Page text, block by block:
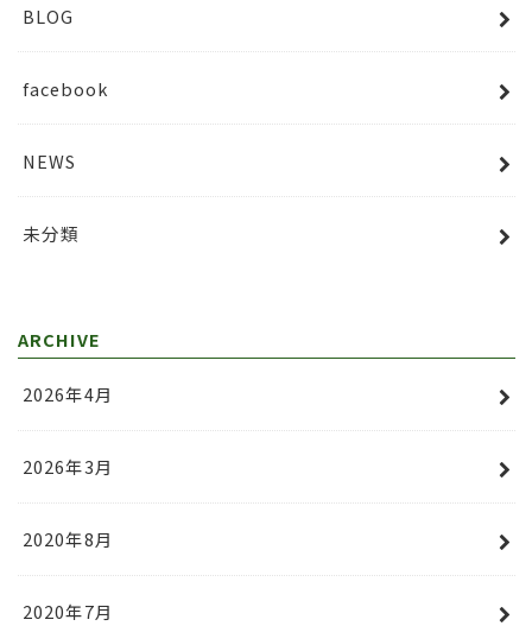
BLOG
facebook
NEWS
未分類
ARCHIVE
2026年4月
2026年3月
2020年8月
2020年7月